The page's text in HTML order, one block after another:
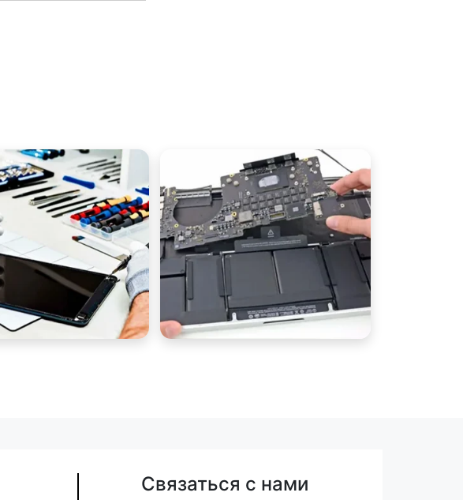
Связаться с нами